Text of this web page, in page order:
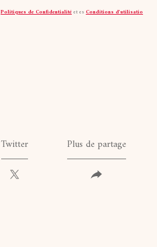
Politiques de Confidentialitéet esConditions d'utilisatio
Twitter Plus de partage